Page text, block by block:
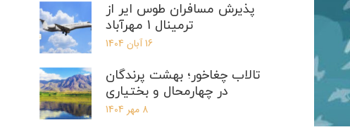
پذیرش مسافران طوس ایر از
ترمینال 1 مهرآباد
16 آبان 1404
تالاب چغاخور؛ بهشت پرندگان
در چهارمحال و بختیاری
8 مهر 1404